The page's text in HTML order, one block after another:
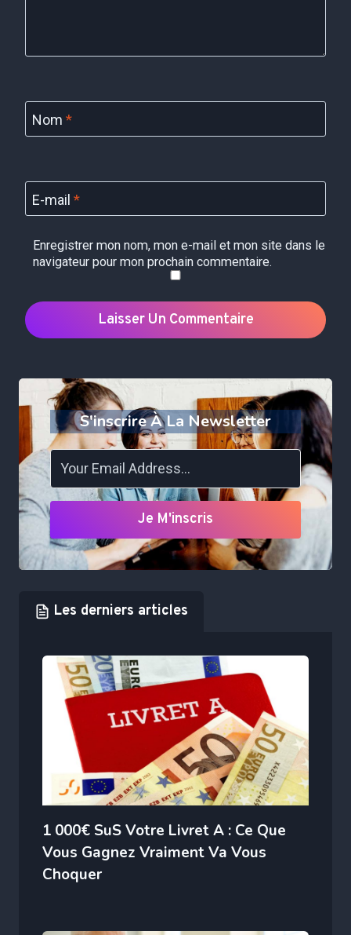
Nom *
E-mail *
Enregistrer mon nom, mon e-mail et mon site dans le
navigateur pour mon prochain commentaire.
S'inscrire À La Newsletter
Je M'inscris
Les derniers articles
1 000€ SuS Votre Livret A : Ce Que
Vous Gagnez Vraiment Va Vous
Choquer